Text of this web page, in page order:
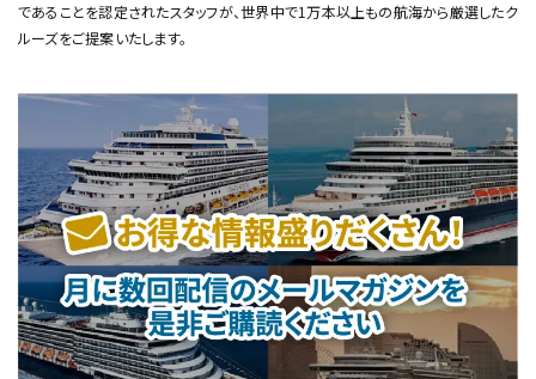
であることを認定されたスタッフが、世界中で1万本以上もの航海から厳選したク
ルーズをご提案いたします。